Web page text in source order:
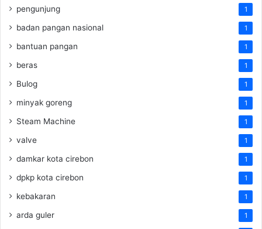
pengunjung 1
badan pangan nasional 1
bantuan pangan 1
beras 1
Bulog 1
minyak goreng 1
Steam Machine 1
valve 1
damkar kota cirebon 1
dpkp kota cirebon 1
kebakaran 1
arda guler 1